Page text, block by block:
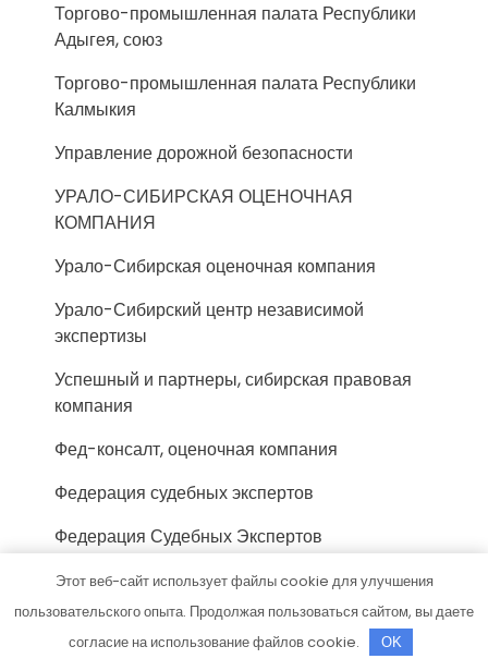
Торгово-промышленная палата Республики
Адыгея, союз
Торгово-промышленная палата Республики
Калмыкия
Управление дорожной безопасности
УРАЛО-СИБИРСКАЯ ОЦЕНОЧНАЯ
КОМПАНИЯ
Урало-Сибирская оценочная компания
Урало-Сибирский центр независимой
экспертизы
Успешный и партнеры, сибирская правовая
компания
Фед-консалт, оценочная компания
Федерация судебных экспертов
Федерация Судебных Экспертов
Федерация Судебных Экспертов, г. Кострома
Фонд-Эксперт, компания
Этот веб-сайт использует файлы cookie для улучшения
пользовательского опыта. Продолжая пользоваться сайтом, вы даете
согласие на использование файлов cookie.
OK